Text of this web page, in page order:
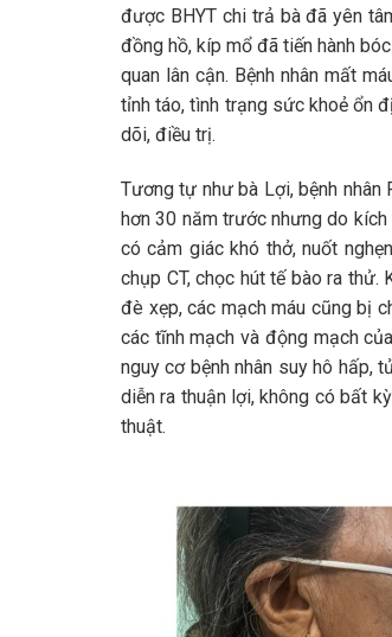
được BHYT chi trả bà đã yên
đồng hồ, kíp mổ đã tiến hành
quan lân cận. Bệnh nhân mất
tỉnh táo, tình trạng sức khoẻ ổn
dõi, điều trị.
Tương tự như bà Lợi, bệnh
hơn 30 năm trước nhưng do
có cảm giác khó thở, nuốt
chụp CT, chọc hút tế bào ra
đè xẹp, các mạch máu cũng bị
các tĩnh mạch và động mạch
nguy cơ bệnh nhân suy hô hấp,
diễn ra thuận lợi, không có bất
thuật.